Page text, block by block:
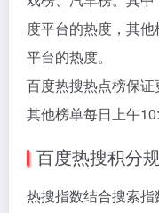
度平台的热度，其
平台的热度。
百度热搜热点榜保证
其他榜单每日上午
百度热搜积分
热搜指数结合搜索指